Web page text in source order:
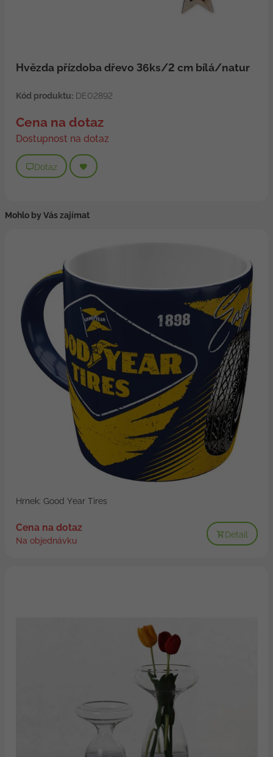
Hvězda přízdoba dřevo 36ks/2 cm bílá/natur
Kód produktu:DE02892
Cena na dotaz
Dostupnost na dotaz
Dotaz
Mohlo by Vás zajímat
Hrnek: Good Year Tires
Cena na dotaz
Na objednávku
Detail